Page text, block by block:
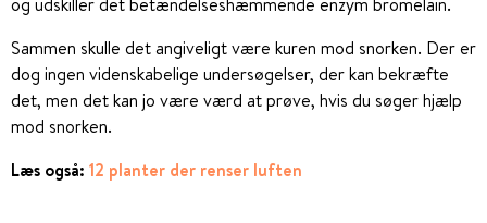
Sammen skulle det angiveligt være kuren mod snorken. Der er
dog ingen videnskabelige undersøgelser, der kan bekræfte
det, men det kan jo være værd at prøve, hvis du søger hjælp
mod snorken.
Læs også: 12 planter der renser luften